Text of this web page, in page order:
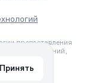
предоставления
сведений,
«Интернет»,
Принять